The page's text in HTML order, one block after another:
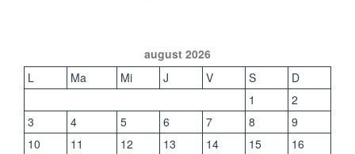
august 2026
L
Ma Mi J V S
D
1
2
3
4 5 6 7 8
9
10
11 12 13 14 15 16